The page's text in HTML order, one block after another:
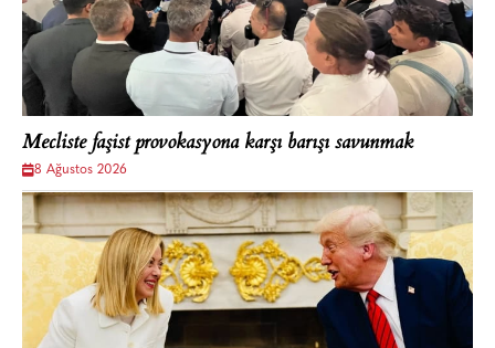
Mecliste faşist provokasyona karşı barışı savunmak
8 Ağustos 2026